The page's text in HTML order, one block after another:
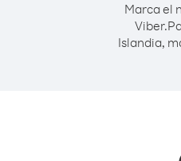
Marca el
Viber.
Islandia,